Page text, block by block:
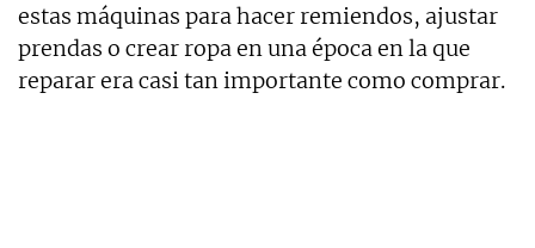
estas máquinas para hacer remiendos, ajustar
prendas o crear ropa en una época en la que
reparar era casi tan importante como comprar.